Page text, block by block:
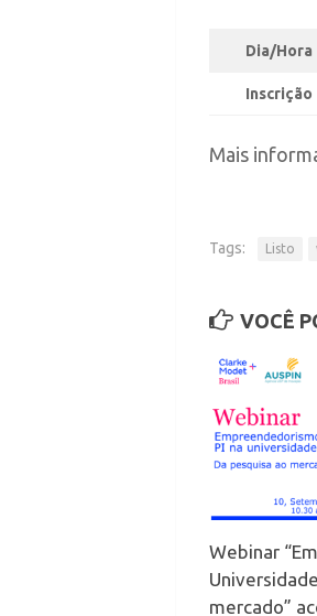
Dia/Hora
Inscrição
Mais
Tags: Listo
VOCÊ
Webinar
mercado”